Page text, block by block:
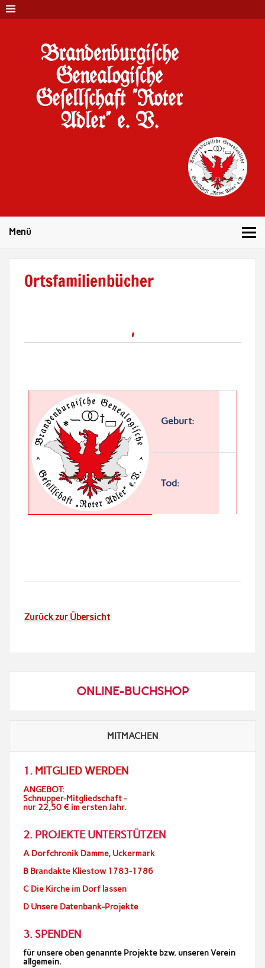
Brandenburgi#che
Genealogi#che
Ge#ell#chaft "Roter
Adler" e. V.
Menü
Ortsfamilienbücher
,
Geburt:
Tod:
Zurück zur Übersicht
ONLINE-BUCHSHOP
MITMACHEN
1. MITGLIED WERDEN
ANGEBOT:
Schnupper-Mitgliedschaft -
nur 22,50 € im ersten Jahr.
2. PROJEKTE UNTERSTÜTZEN
A Dorfchronik Damme, Uckermark
B Brandakte Kliestow 1783-1786
C Die Kirche im Dorf lassen
D Unsere Datenbank-Projekte
3. SPENDEN
für unsere oben genannte Projekte bzw. unseren Verein
allgemein.